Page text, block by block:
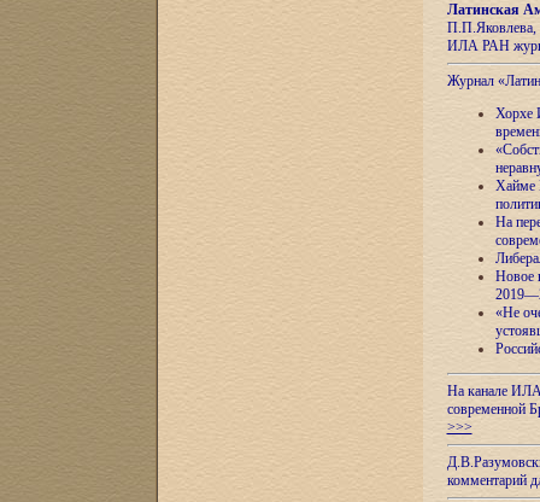
Латинская
П.П.Яковлева,
ИЛА РАН
Журнал
Хорхе
Хайме
На
Новое
«Не
На канале ИЛА
современной
>>>
комментарий